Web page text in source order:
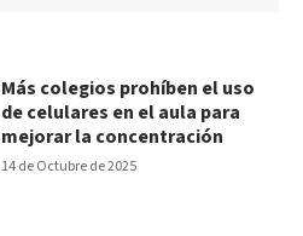
14 de Octubre de 2025
Más colegios prohíben el uso
de celulares en el aula para
mejorar la concentración